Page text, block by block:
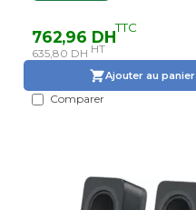
762,96 DHTTC
635,80 DH HT
Ajouter au panier
Comparer